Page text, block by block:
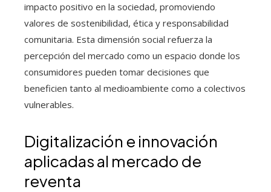
impacto positivo en la sociedad, promoviendo
valores de sostenibilidad, ética y responsabilidad
comunitaria. Esta dimensión social refuerza la
percepción del mercado como un espacio donde los
consumidores pueden tomar decisiones que
beneficien tanto al medioambiente como a colectivos
vulnerables.
Digitalización e innovación
aplicadas al mercado de
reventa